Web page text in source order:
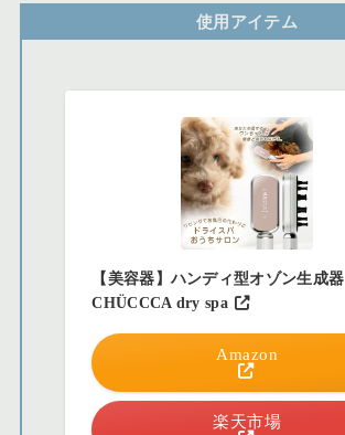
使用アイテム
【美容器】ハンディ型オゾン生成器
CHÜCCCA dry spa
Amazon
楽天市場